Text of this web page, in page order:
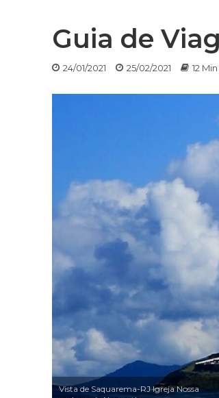
Guia de
24/01/2021 25/02/2021 12 Min
Vista de Saquarema-RJ Igreja Nossa